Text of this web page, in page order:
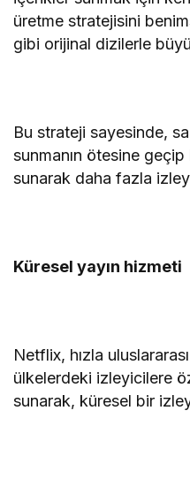
üretme stratejisini
gibi orijinal dizilerle
Bu strateji sayesinde,
sunmanın ötesine
sunarak daha fazla
Küresel yayın hizmeti
Netflix, hızla
ülkelerdeki izleyicilere
sunarak, küresel bir